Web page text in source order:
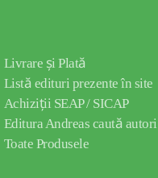
Livrare și Plată
Listă edituri prezente în site
Achiziții SEAP / SICAP
Editura Andreas caută
Toate Produsele